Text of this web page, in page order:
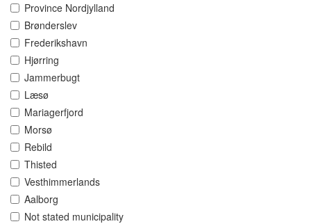
Province Nordjylland
Brønderslev
Frederikshavn
Hjørring
Jammerbugt
Læsø
Mariagerfjord
Morsø
Rebild
Thisted
Vesthimmerlands
Aalborg
Not stated municipality